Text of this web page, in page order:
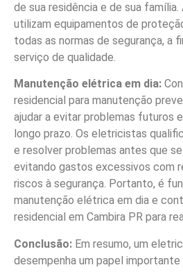
de sua residência e de sua família.
utilizam equipamentos de
todas as normas de segurança, a
serviço de qualidade.
Manutenção elétrica em dia:
residencial para manutenção
ajudar a evitar problemas futuros
longo prazo. Os eletricistas
e resolver problemas antes que
evitando gastos excessivos com
riscos à segurança. Portanto, é
manutenção elétrica em dia e
residencial em Cambira PR para
Conclusão: Em resumo, um
desempenha um papel importante